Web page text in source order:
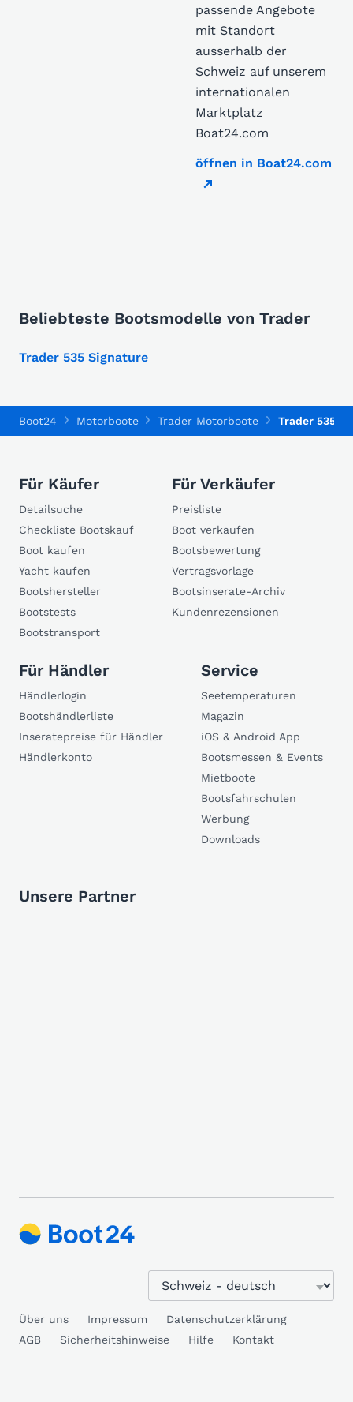
passende Angebote
mit Standort
ausserhalb der
Schweiz auf unserem
internationalen
Marktplatz
Boat24.com
öffnen in Boat24.com
Beliebteste Bootsmodelle von Trader
Trader 535 Signature
Boot24 Motorboote Trader Motorboote Trader 535
Für Käufer
Detailsuche
Checkliste Bootskauf
Boot kaufen
Yacht kaufen
Bootshersteller
Bootstests
Bootstransport
Für Verkäufer
Preisliste
Boot verkaufen
Bootsbewertung
Vertragsvorlage
Bootsinserate-Archiv
Kundenrezensionen
Für Händler
Händlerlogin
Bootshändlerliste
Inseratepreise für Händler
Händlerkonto
Service
Seetemperaturen
Magazin
iOS & Android App
Bootsmessen & Events
Mietboote
Bootsfahrschulen
Werbung
Downloads
Unsere Partner
Über uns Impressum
Datenschutzerklärung
AGB
Sicherheitshinweise Hilfe Kontakt